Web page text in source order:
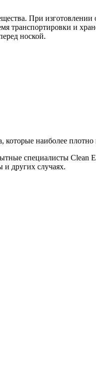
При
и
ноской.
наиболее
специалисты
других случаях.